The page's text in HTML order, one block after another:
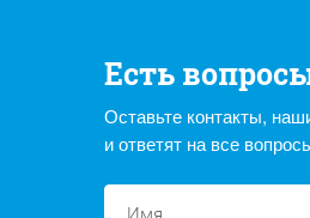
Есть
Оставьте контакты,
и ответят на все